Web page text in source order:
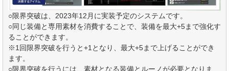
○限界突破は、2023年12月に実装予定のシステムです。
○同じ装備と専用素材を消費することで、装備を最大+5まで強化す
ることができます。
※1回限界突破を行うと+1となり、最大+5まで上げることができ
ます。
○限界突破を行うには、素材となる装備とルーノが必要となりま